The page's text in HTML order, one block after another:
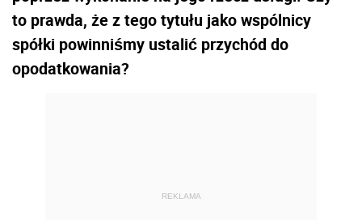
to prawda, że z tego tytułu jako wspólnicy
spółki powinniśmy ustalić przychód do
opodatkowania?
REKLAMA